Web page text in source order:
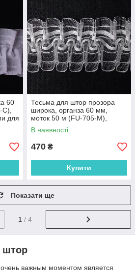
60
для
Тесьма для штор прозора
широка, органза 60 мм,
моток 50 м (FU-705-М),
шторна стрічка з петлями для
гачків
В наявності
470 ₴
Купити
Показати ще
1 / 4
штор
важным моментом является